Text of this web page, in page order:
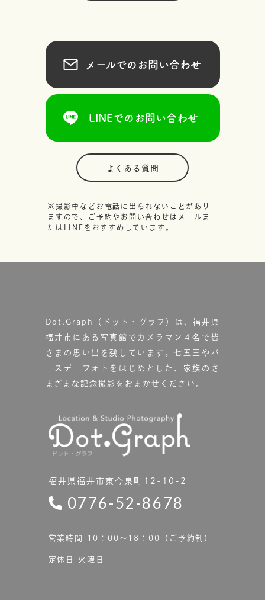
メールでのお問い合わせ
LINEでのお問い合わせ
よくある質問
※撮影中などお電話に出られないことがあり
ますので、ご予約やお問い合わせはメールま
たはLINEをおすすめしています。
Dot.Graph（ドット・グラフ）は、福井県
福井市にある写真館で カメラマン４名で皆
さまの思い出を残しています。七五三やバ
ースデーフォトをはじめとした、家族のさ
まざまな記念撮影をおまかせください。
福井県福井市東今泉町12-10-2
0776-52-8678
営業時間 10：00〜18：00（ご予約制）
定休日 火曜日